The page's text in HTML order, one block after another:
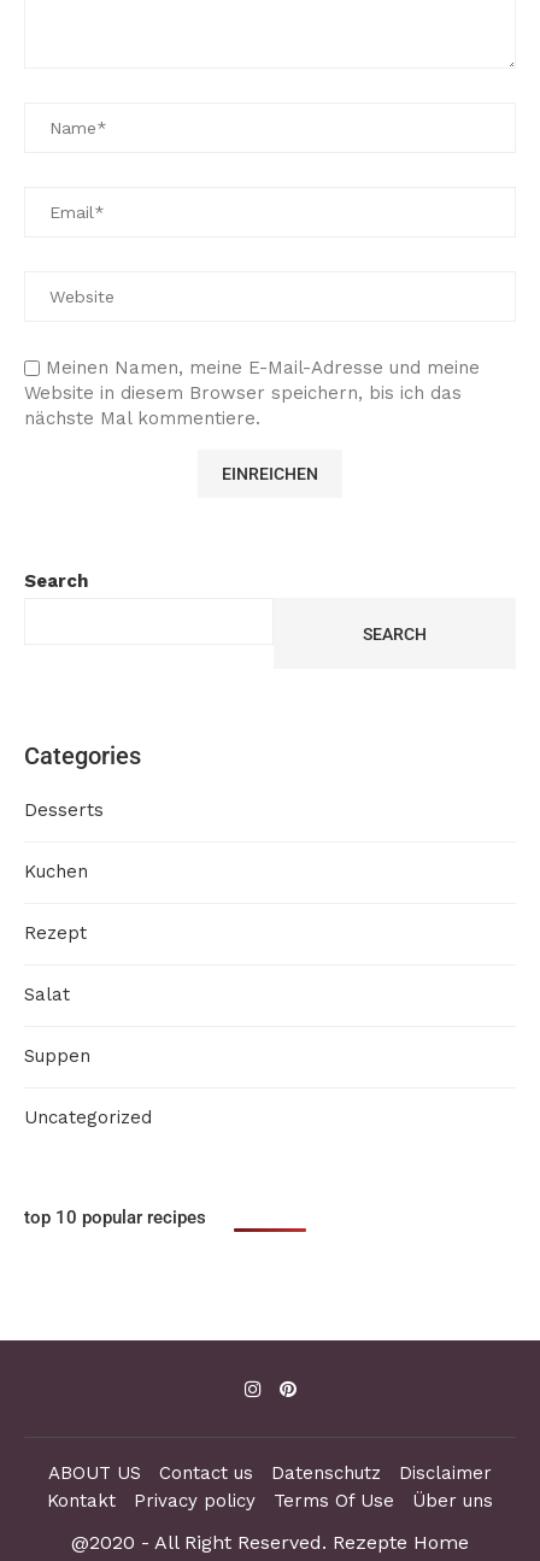
Meinen Namen, meine E-Mail-Adresse und meine
Website in diesem Browser speichern, bis ich das
nächste Mal kommentiere.
Search
SEARCH
Categories
Desserts
Kuchen
Rezept
Salat
Suppen
Uncategorized
top 10 popular recipes
ABOUT US Contact us Datenschutz
Disclaimer
Kontakt
Privacy policy Terms Of Use Über uns
@2020 - All Right Reserved. Rezepte Home